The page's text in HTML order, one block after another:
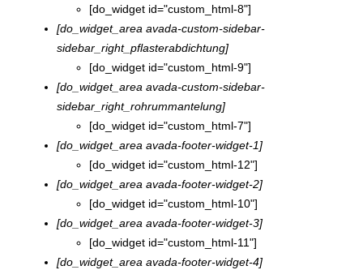
[do_widget id="custom_html-8"]
[do_widget_area avada-custom-sidebar-
sidebar_right_pflasterabdichtung]
[do_widget id="custom_html-9"]
[do_widget_area avada-custom-sidebar-
sidebar_right_rohrummantelung]
[do_widget id="custom_html-7"]
[do_widget_area avada-footer-widget-1]
[do_widget id="custom_html-12"]
[do_widget_area avada-footer-widget-2]
[do_widget id="custom_html-10"]
[do_widget_area avada-footer-widget-3]
[do_widget id="custom_html-11"]
[do_widget_area avada-footer-widget-4]